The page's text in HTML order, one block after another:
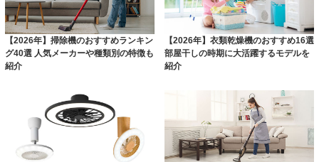
【2026年】掃除機のおすすめランキン
グ40選 人気メーカーや種類別の特徴も
紹介
【2026年】衣類乾燥機のおすすめ16選
部屋干しの時期に大活躍するモデルを
紹介